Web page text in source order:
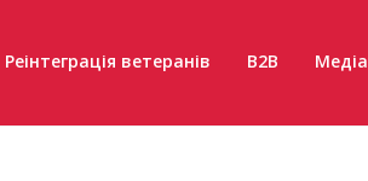
Реінтеграція ветеранів B2B Медіа